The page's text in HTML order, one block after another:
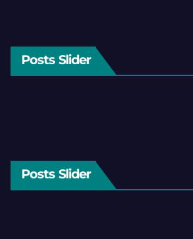
Posts Slider
Posts Slider